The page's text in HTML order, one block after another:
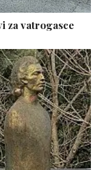
za vatrogasce